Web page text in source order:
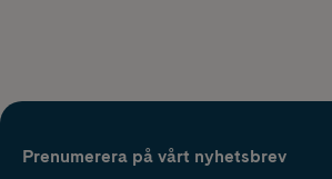
Prenumerera på vårt nyhetsbrev